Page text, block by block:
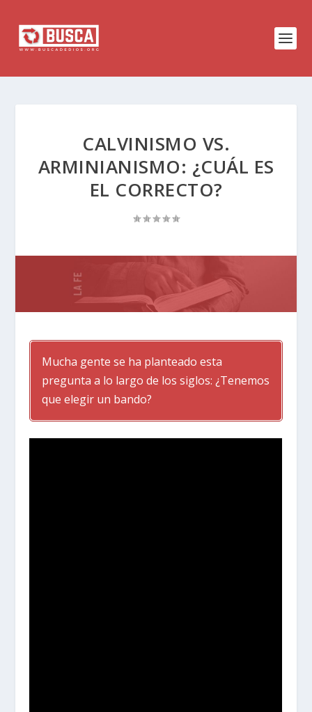
CALVINISMO VS.
ARMINIANISMO: ¿CUÁL ES
EL CORRECTO?
Mucha gente se ha planteado esta
pregunta a lo largo de los siglos: ¿Tenemos
que elegir un bando?